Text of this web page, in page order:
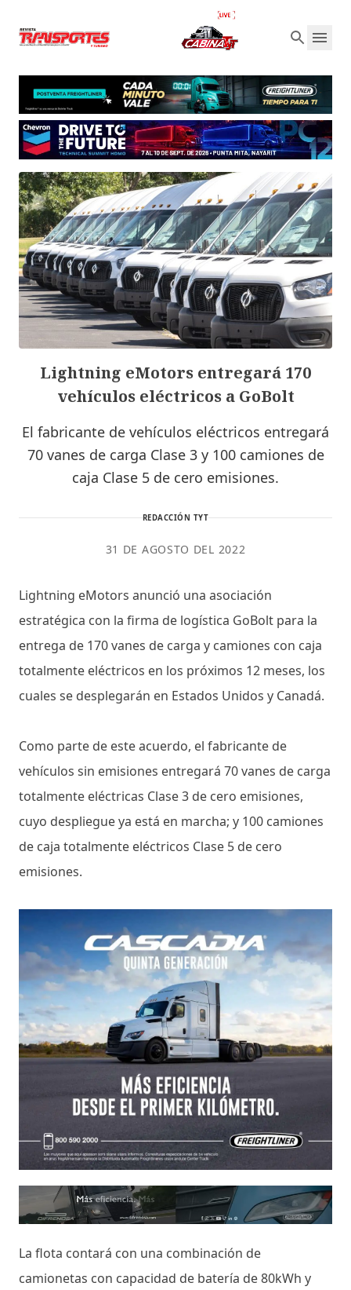
Lightning eMotors entregará 170
vehículos eléctricos a GoBolt
El fabricante de vehículos eléctricos entregará
70 vanes de carga Clase 3 y 100 camiones de
caja Clase 5 de cero emisiones.
REDACCIÓN TYT
31 DE AGOSTO DEL 2022
Lightning eMotors anunció una asociación
estratégica con la firma de logística GoBolt para la
entrega de 170 vanes de carga y camiones con caja
totalmente eléctricos en los próximos 12 meses, los
cuales se desplegarán en Estados Unidos y Canadá.
Como parte de este acuerdo, el fabricante de
vehículos sin emisiones entregará 70 vanes de carga
totalmente eléctricas Clase 3 de cero emisiones,
cuyo despliegue ya está en marcha; y 100 camiones
de caja totalmente eléctricos Clase 5 de cero
emisiones.
La flota contará con una combinación de
camionetas con capacidad de batería de 80kWh y